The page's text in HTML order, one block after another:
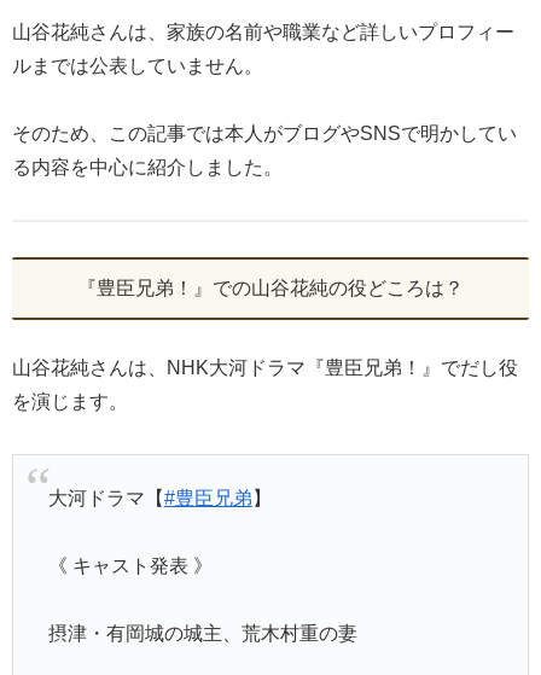
山谷花純さんは、家族の名前や職業など詳しいプロフィー
ルまでは公表していません。
そのため、この記事では本人がブログやSNSで明かしてい
る内容を中心に紹介しました。
『豊臣兄弟！』での山谷花純の役どころは？
山谷花純さんは、NHK大河ドラマ『豊臣兄弟！』でだし役
を演じます。
大河ドラマ【#豊臣兄弟 】
《 キャスト発表 》
摂津・有岡城の城主、荒木村重の妻